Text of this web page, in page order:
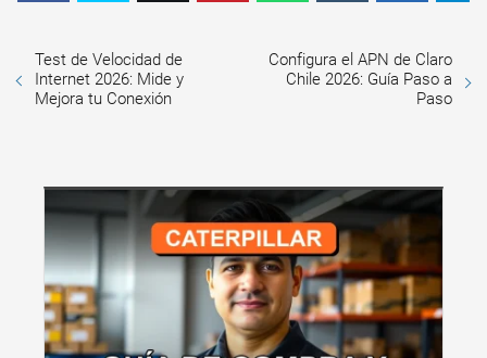
Test de Velocidad de
Internet 2026: Mide y
Mejora tu Conexión
Configura el APN de Claro
Chile 2026: Guía Paso a
Paso